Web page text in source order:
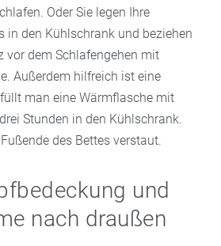
Oder Sie legen Ihre
in den Kühlschrank und beziehen
vor dem Schlafengehen mit
Außerdem hilfreich ist eine
füllt man eine Wärmflasche mit
Stunden in den Kühlschrank.
des Bettes verstaut.
und
nach draußen